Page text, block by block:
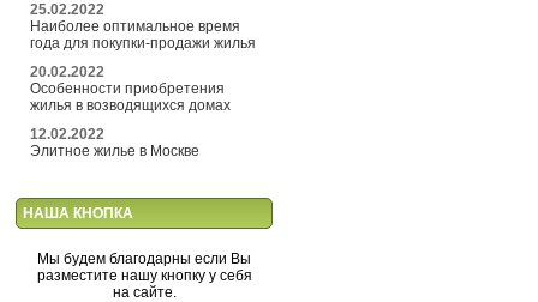
25.02.2022
Наиболее оптимальное время
года для покупки-продажи жилья
20.02.2022
Особенности приобретения
жилья в возводящихся домах
12.02.2022
Элитное жилье в Москве
НАША КНОПКА
Мы будем благодарны если Вы
разместите нашу кнопку у себя
на сайте.